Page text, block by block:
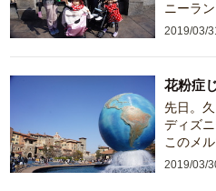
2019/03/
ニーラン
2019/03/
花粉症
先日。
ディズ
このメ